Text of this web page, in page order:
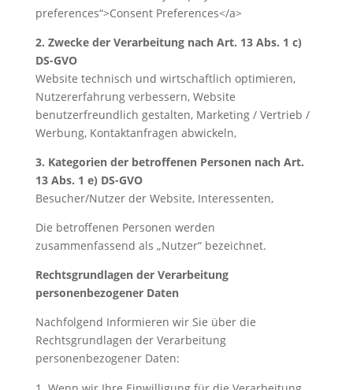
preferences“>Consent Preferences</a>
2. Zwecke der Verarbeitung nach Art. 13 Abs. 1 c)
DS-GVO
Website technisch und wirtschaftlich optimieren,
Nutzererfahrung verbessern, Website
benutzerfreundlich gestalten, Marketing / Vertrieb /
Werbung, Kontaktanfragen abwickeln,
3. Kategorien der betroffenen Personen nach Art.
13 Abs. 1 e) DS-GVO
Besucher/Nutzer der Website, Interessenten,
Die betroffenen Personen werden
zusammenfassend als „Nutzer“ bezeichnet.
Rechtsgrundlagen der Verarbeitung
personenbezogener Daten
Nachfolgend Informieren wir Sie über die
Rechtsgrundlagen der Verarbeitung
personenbezogener Daten: